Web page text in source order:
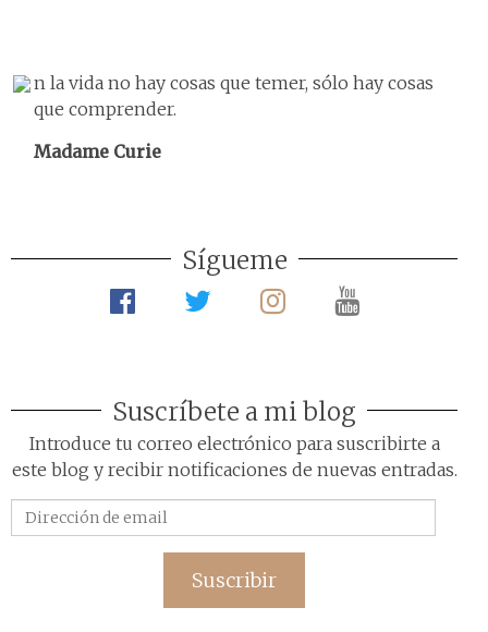
n la vida no hay cosas que temer, sólo hay cosas
que comprender.
Madame Curie
Sígueme
Suscríbete a mi blog
Introduce tu correo electrónico para suscribirte a
este blog y recibir notificaciones de nuevas entradas.
de
Suscribir